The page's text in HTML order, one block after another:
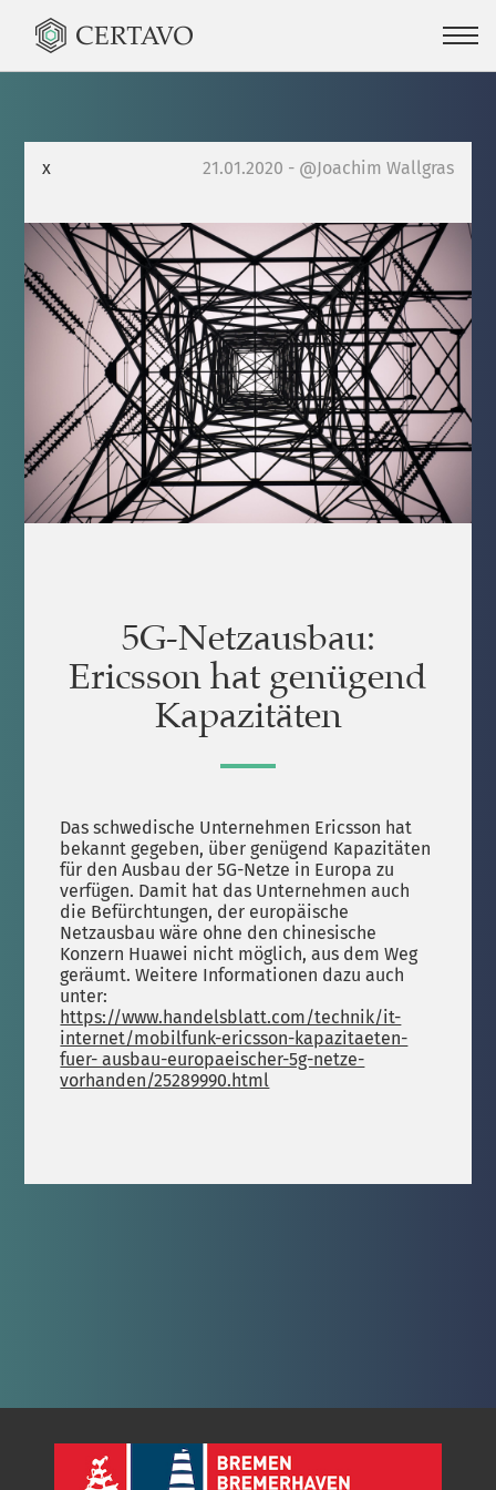
x 21.01.2020 - @Joachim Wallgras
5G-Netzausbau:
Ericsson hat genügend
Kapazitäten
Das schwedische Unternehmen Ericsson hat
bekannt gegeben, über genügend Kapazitäten
für den Ausbau der 5G-Netze in Europa zu
verfügen. Damit hat das Unternehmen auch
die Befürchtungen, der europäische
Netzausbau wäre ohne den chinesische
Konzern Huawei nicht möglich, aus dem Weg
geräumt. Weitere Informationen dazu auch
unter:
https://www.handelsblatt.com/technik/it-
internet/mobilfunk-ericsson-kapazitaeten-
fuer- ausbau-europaeischer-5g-netze-
vorhanden/25289990.html